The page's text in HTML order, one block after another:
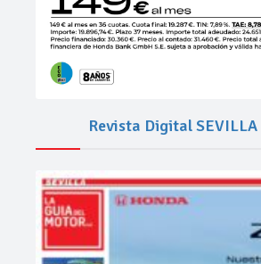
Revista Digital SEVILLA